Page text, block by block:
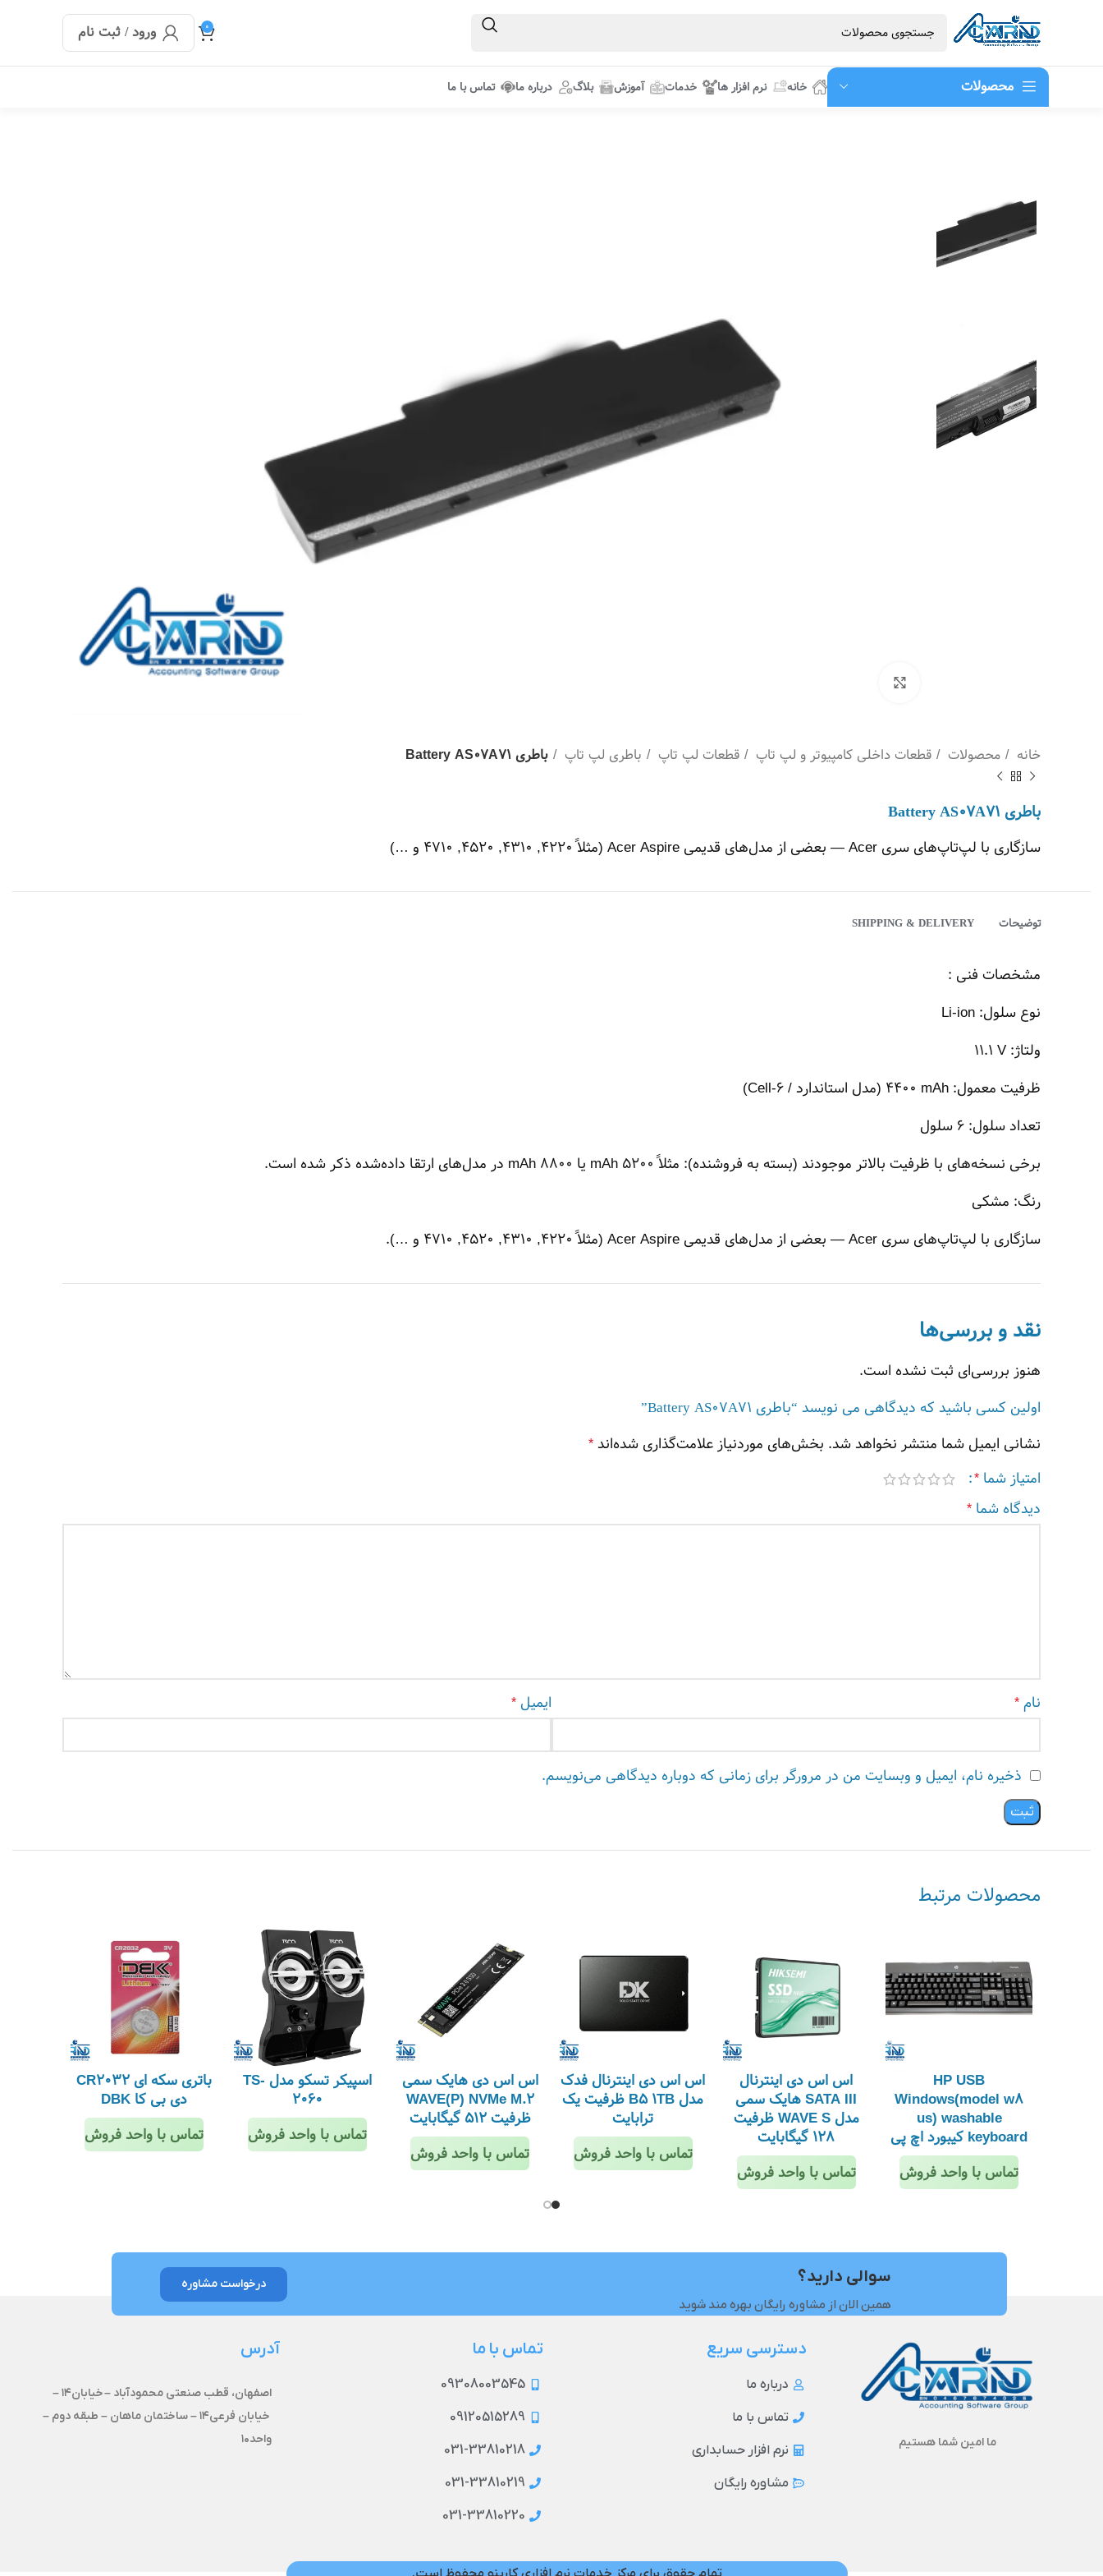
0 ورود / ثبت نام
محصولات خانه نرم افزار ها خدمات آموزش بلاگ درباره ما تماس با ما
خانه محصولات قطعات داخلی کامپیوتر و لپ تاپ قطعات لپ تاپ باطری لپ تاپ باطری Battery AS07A71
باطری Battery AS07A71
سازگاری با لپ‌تاپ‌های سری Acer — بعضی از مدل‌های قدیمی Acer Aspire (مثلاً 4220, 4310, 4520, 4710 و …)
توضیحات SHIPPING & DELIVERY
مشخصات فنی :
نوع سلول: Li-ion
ولتاژ: ‎11.1 V
ظرفیت معمول: ‎4400 mAh (مدل استاندارد / 6-Cell)
تعداد سلول: ‎6 سلول
برخی نسخه‌های با ظرفیت بالاتر موجودند (بسته به فروشنده): مثلاً 5200 mAh یا 8800 mAh در مدل‌های ارتقا داده‌شده ذکر شده است.
رنگ: مشکی
سازگاری با لپ‌تاپ‌های سری Acer — بعضی از مدل‌های قدیمی Acer Aspire (مثلاً 4220, 4310, 4520, 4710 و …).
نقد و بررسی‌ها
هنوز بررسی‌ای ثبت نشده است.
اولین کسی باشید که دیدگاهی می نویسد “باطری Battery AS07A71”
نشانی ایمیل شما منتشر نخواهد شد. بخش‌های موردنیاز علامت‌گذاری شده‌اند*
امتیاز شما *
دیدگاه شما *
نام* ایمیل *
ذخیره نام، ایمیل و وبسایت من در مرورگر برای زمانی که دوباره دیدگاهی می‌نویسم.
محصولات مرتبط
HP USB
Windows(model w8
us) washable
keyboard کیبورد اچ پی
تماس با واحد فروش
اس اس دی اینترنال
SATA III هایک سمی
مدل WAVE S ظرفیت
128 گیگابایت
تماس با واحد فروش
اس اس دی اینترنال فدک
مدل B5 1TB ظرفیت یک
ترابایت
تماس با واحد فروش
اس اس دی هایک سمی
WAVE(P) NVMe M.2
ظرفیت 512 گیگابایت
تماس با واحد فروش
اسپیکر تسکو مدل TS-
2060
تماس با واحد فروش
باتری سکه ای CR2032
دی بی کا DBK
تماس با واحد فروش
سوالی دارید؟
همین الان از مشاوره رایگان بهره مند شوید
درخواست مشاوره
ما امین شما هستیم
دسترسی سریع
درباره ما
تماس با ما
نرم افزار حسابداری
مشاوره رایگان
تماس با ما
09308003545
09120515289
031-33810218
031-33810219
031-33810220
آدرس
اصفهان، قطب صنعتی محمودآباد –
خیابان۱۴ –
خیابان فرعی۱۴ – ساختمان ماهان – طبقه دوم –
واحد۱۰